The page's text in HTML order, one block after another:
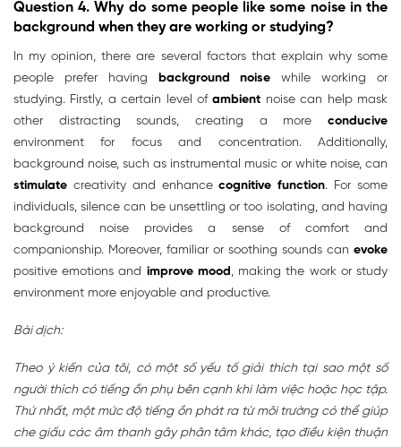
Question 4.Why do some people like some noise in the
background when they are working or studying?
In my opinion, there are several factors that explain why some
people prefer having background noisewhile working or
studying. Firstly, a certain level ofambient noise can help mask
other distracting sounds, creating a more conducive
environment for focus and concentration. Additionally,
background noise, such as instrumental music or white noise, can
stimulate creativity and enhancecognitive function. For some
individuals, silence can be unsettling or too isolating, and having
background noise provides a sense of comfort and
companionship. Moreover, familiar or soothing sounds can evoke
positive emotions and improve mood, making the work or study
environment more enjoyable and productive.
Bài dịch:
Theo ý kiến của tôi, có một số yếu tố giải thích tại sao một số
người thích có tiếng ồn phụ bên cạnh khi làm việc hoặc học tập.
Thứ nhất, một mức độ tiếng ồn phát ra từ môi trường có thể giúp
che giấu các âm thanh gây phân tâm khác, tạo điều kiện thuận